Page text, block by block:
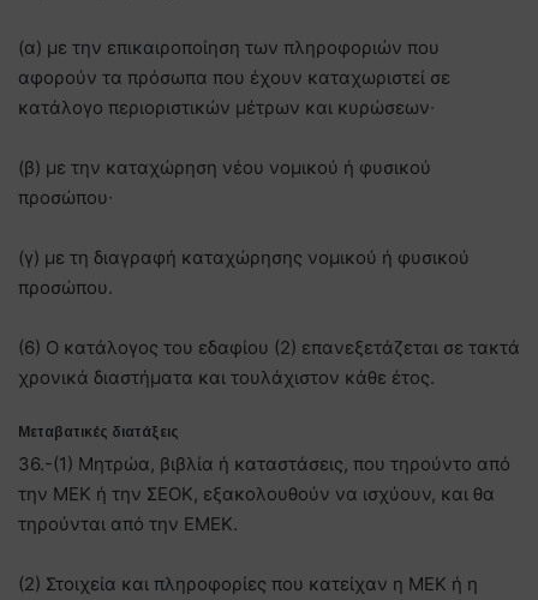
(α) με την επικαιροποίηση των πληροφοριών που
αφορούν τα πρόσωπα που έχουν καταχωριστεί σε
κατάλογο περιοριστικών μέτρων και κυρώσεων∙
(β) με την καταχώρηση νέου νομικού ή φυσικού
προσώπου∙
(γ) με τη διαγραφή καταχώρησης νομικού ή φυσικού
προσώπου.
(6) Ο κατάλογος του εδαφίου (2) επανεξετάζεται σε τακτά
χρονικά διαστήματα και τουλάχιστον κάθε έτος.
Μεταβατικές διατάξεις
36.-(1) Μητρώα, βιβλία ή καταστάσεις, που τηρούντο από
την ΜΕΚ ή την ΣΕΟΚ, εξακολουθούν να ισχύουν, και θα
τηρούνται από την ΕΜΕΚ.
(2) Στοιχεία και πληροφορίες που κατείχαν η ΜΕΚ ή η